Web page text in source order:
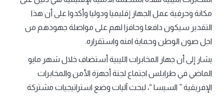
مكانة وحرفية عمل الجهاز إقليميا ودوليا وأكدوا على أن هذا
التقدير سيكون دافعا وحافزا لهم على مواصلة جهودهم من
اجل صون الوطن وحماية امنه واستقراره.
يشار إلى أن جهاز المخابرات الليبية أستضاف خلال شهر مايو
الماضي في طرابلس اجتماع لجنة أجهزة الأمن والمخابرات
الإفريقية ” السيسا “، لبحث آليات وضع استراتيجيات مشتركة